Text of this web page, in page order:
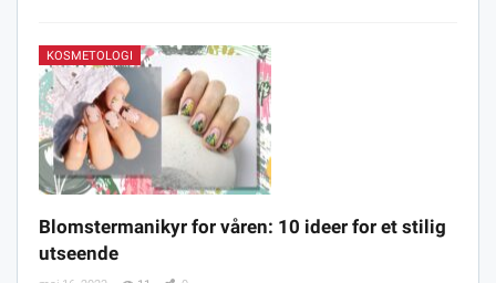
KOSMETOLOGI
Blomstermanikyr for våren: 10 ideer for et stilig
utseende